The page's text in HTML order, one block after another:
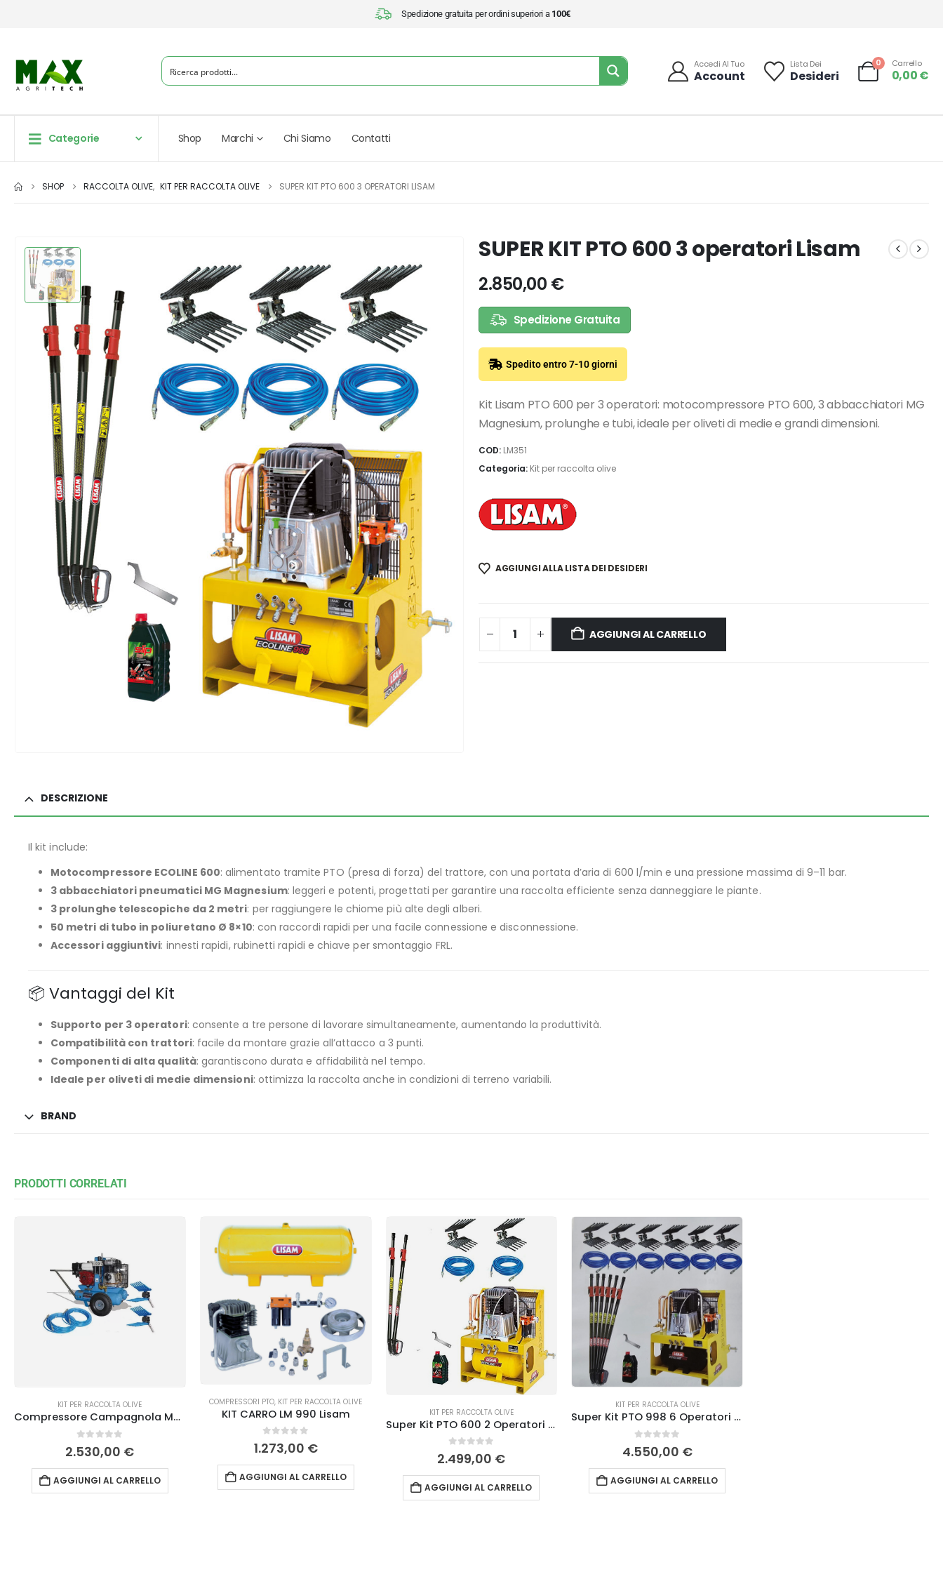
Spedizione gratuita per ordini superiori a 100€
Accedi Al Tuo
Account
Lista Dei
Desideri
0 Carrello
0,00€
Categorie Shop Marchi Chi Siamo Contatti
SHOP RACCOLTA OLIVE, KIT PER RACCOLTA OLIVE SUPER KIT PTO 600 3 OPERATORI LISAM
SUPER KIT PTO 600 3 operatori Lisam
2.850,00 €
Spedizione Gratuita
Spedito entro 7-10 giorni
Kit Lisam PTO 600 per 3 operatori: motocompressore PTO 600, 3 abbacchiatori MG
Magnesium, prolunghe e tubi, ideale per oliveti di medie e grandi dimensioni.
COD: LM351
Categoria: Kit per raccolta olive
AGGIUNGI ALLA LISTA DEI DESIDERI
AGGIUNGI AL CARRELLO
DESCRIZIONE
Il kit include:
Motocompressore ECOLINE 600: alimentato tramite PTO (presa di forza) del trattore, con una portata d’aria di 600 l/min e una pressione massima di 9–11 bar.
3 abbacchiatori pneumatici MG Magnesium: leggeri e potenti, progettati per garantire una raccolta efficiente senza danneggiare le piante.
3 prolunghe telescopiche da 2 metri: per raggiungere le chiome più alte degli alberi.
50 metri di tubo in poliuretano Ø 8×10: con raccordi rapidi per una facile connessione e disconnessione.
Accessori aggiuntivi: innesti rapidi, rubinetti rapidi e chiave per smontaggio FRL.
📦 Vantaggi del Kit
Supporto per 3 operatori: consente a tre persone di lavorare simultaneamente, aumentando la produttività.
Compatibilità con trattori: facile da montare grazie all’attacco a 3 punti.
Componenti di alta qualità: garantiscono durata e affidabilità nel tempo.
Ideale per oliveti di medie dimensioni: ottimizza la raccolta anche in condizioni di terreno variabili.
BRAND
PRODOTTI CORRELATI
KIT PER RACCOLTA OLIVE
Compressore Campagnola MC 550 KIT
Su 5
2.530,00 €
AGGIUNGI AL CARRELLO
COMPRESSORI PTO, KIT PER RACCOLTA OLIVE
KIT CARRO LM 990 Lisam
0 Su 5
1.273,00 €
AGGIUNGI AL CARRELLO
KIT PER RACCOLTA OLIVE
Super Kit PTO 600 2 Operatori Lisam – Kit Raccolta Olive
Su 5
2.499,00 €
AGGIUNGI AL CARRELLO
KIT PER RACCOLTA OLIVE
Super Kit PTO 998 6 Operatori Lisam – Kit Raccolta Olive
Su 5
4.550,00 €
AGGIUNGI AL CARRELLO